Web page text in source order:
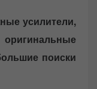
усилители,
поиски